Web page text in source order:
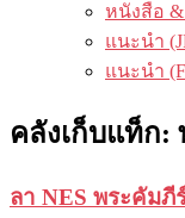
หนังสือ &
แนะนำ
แนะนำ
คลังเก็บแท็ก:
ลา NES พระคัม